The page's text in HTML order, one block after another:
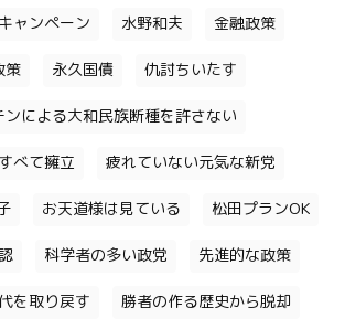
ャンペーン 水野和夫 金融政策
策 永久国債 仇討ちいたす
ンによる大和民族断種を許さない
べて擁立 疲れていない元気な新党
お天道様は見ている 松田プランOK
科学者の多い政党 先進的な政策
を取り戻す 勝者の作る歴史から脱却